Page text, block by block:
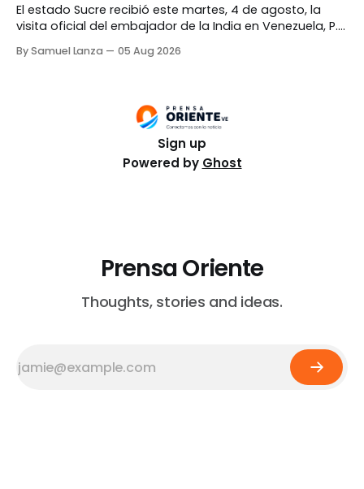
El estado Sucre recibió este martes, 4 de agosto, la
visita oficial del embajador de la India en Venezuela, P.K.
fortalecer la cooperación internacional y promover las
By Samuel Lanza 05 Aug 2026
Sign up
Powered by Ghost
Prensa Oriente
Thoughts, stories and ideas.